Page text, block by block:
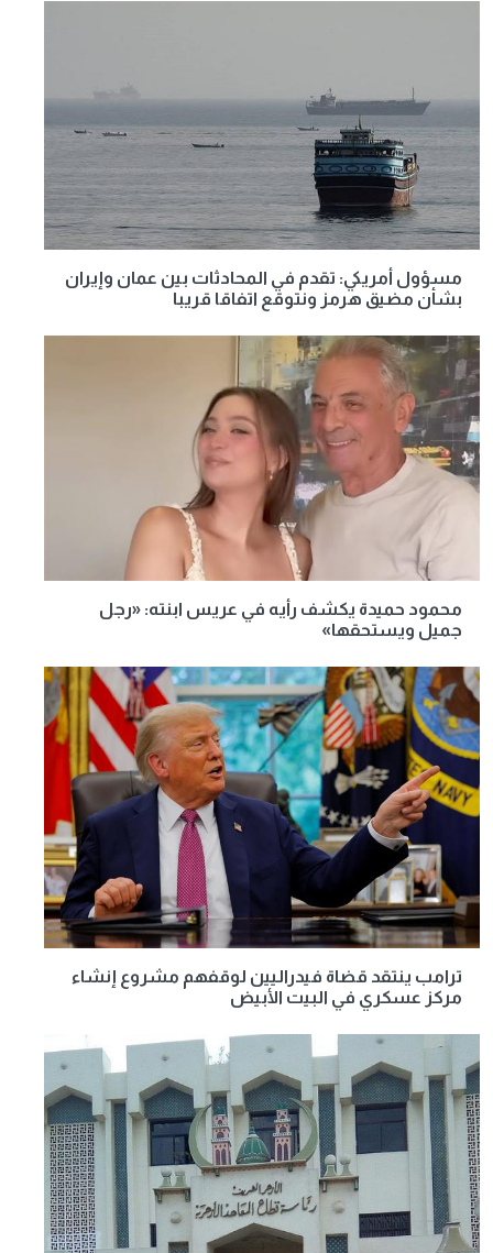
مسؤول أمريكي: تقدم في المحادثات بين عمان وإيران
بشأن مضيق هرمز ونتوقع اتفاقا قريبا
محمود حميدة يكشف رأيه في عريس ابنته: «رجل
جميل ويستحقها»
ترامب ينتقد قضاة فيدراليين لوقفهم مشروع إنشاء
مركز عسكري في البيت الأبيض